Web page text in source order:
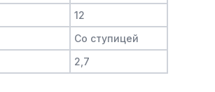
12
Со ступицей
2,7